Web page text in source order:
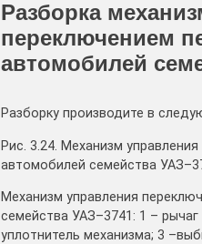
Разборка
переключением
автомобилей
Разборку производите в
Рис. 3.24. Механизм
автомобилей семейства
Механизм упpавления
семейства УАЗ–3741: 1 –
уплотнитель механизма; 3